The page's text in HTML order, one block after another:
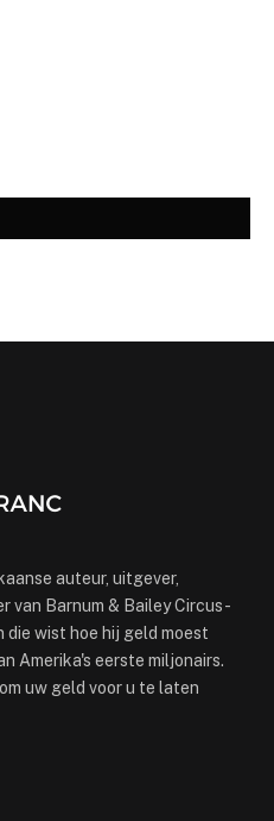
auteur, uitgever,
Barnum & Bailey Circus -
die wist hoe hij geld moest
Amerika's eerste miljonairs.
uw geld voor u te laten